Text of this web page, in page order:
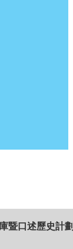
庫暨口述歷史計